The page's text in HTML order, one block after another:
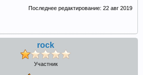
Последнее редактирование: 22 авг 2019
rock
Участник